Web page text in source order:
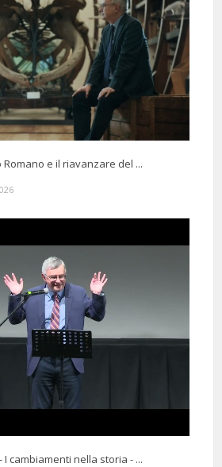
Romano e il riavanzare del ...
cambiamenti nella storia - ...